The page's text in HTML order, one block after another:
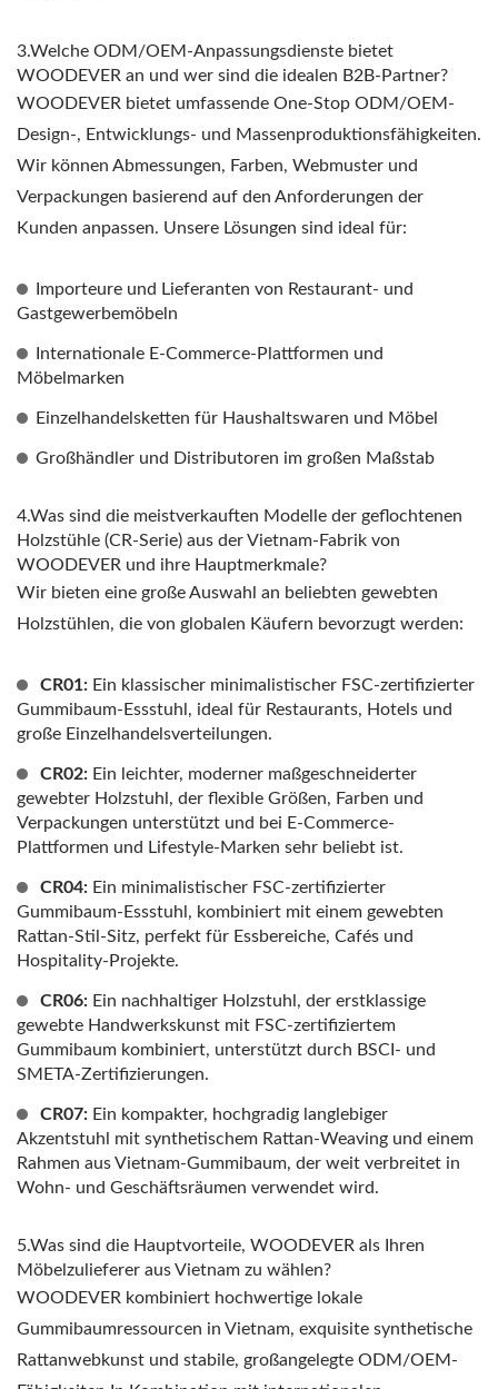
3.Welche ODM/OEM-Anpassungsdienste bietet
WOODEVER an und wer sind die idealen B2B-Partner?
WOODEVER bietet umfassende One-Stop ODM/OEM-
Design-, Entwicklungs- und Massenproduktionsfähigkeiten.
Wir können Abmessungen, Farben, Webmuster und
Verpackungen basierend auf den Anforderungen der
Kunden anpassen. Unsere Lösungen sind ideal für:
Importeure und Lieferanten von Restaurant- und
Gastgewerbemöbeln
Internationale E-Commerce-Plattformen und
Möbelmarken
Einzelhandelsketten für Haushaltswaren und Möbel
Großhändler und Distributoren im großen Maßstab
4.Was sind die meistverkauften Modelle der geflochtenen
Holzstühle (CR-Serie) aus der Vietnam-Fabrik von
WOODEVER und ihre Hauptmerkmale?
Wir bieten eine große Auswahl an beliebten gewebten
Holzstühlen, die von globalen Käufern bevorzugt werden:
CR01: Ein klassischer minimalistischer FSC-zertifizierter
Gummibaum-Essstuhl, ideal für Restaurants, Hotels und
große Einzelhandelsverteilungen.
CR02: Ein leichter, moderner maßgeschneiderter
gewebter Holzstuhl, der flexible Größen, Farben und
Verpackungen unterstützt und bei E-Commerce-
Plattformen und Lifestyle-Marken sehr beliebt ist.
CR04: Ein minimalistischer FSC-zertifizierter
Gummibaum-Essstuhl, kombiniert mit einem gewebten
Rattan-Stil-Sitz, perfekt für Essbereiche, Cafés und
Hospitality-Projekte.
CR06: Ein nachhaltiger Holzstuhl, der erstklassige
gewebte Handwerkskunst mit FSC-zertifiziertem
Gummibaum kombiniert, unterstützt durch BSCI- und
SMETA-Zertifizierungen.
CR07: Ein kompakter, hochgradig langlebiger
Akzentstuhl mit synthetischem Rattan-Weaving und einem
Rahmen aus Vietnam-Gummibaum, der weit verbreitet in
Wohn- und Geschäftsräumen verwendet wird.
5.Was sind die Hauptvorteile, WOODEVER als Ihren
Möbelzulieferer aus Vietnam zu wählen?
WOODEVER kombiniert hochwertige lokale
Gummibaumressourcen in Vietnam, exquisite synthetische
Rattanwebkunst und stabile, großangelegte ODM/OEM-